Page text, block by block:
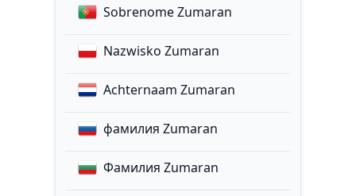
Sobrenome Zumaran
Nazwisko Zumaran
Achternaam Zumaran
фамилия Zumaran
Фамилия Zumaran